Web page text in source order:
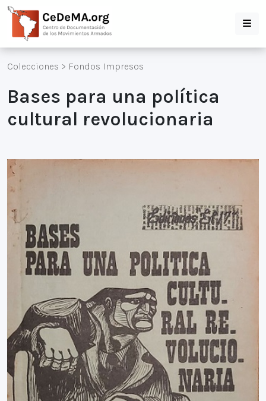
Colecciones > Fondos Impresos
Bases para una política
cultural revolucionaria